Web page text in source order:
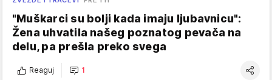
"Muškarci su bolji kada imaju ljubavnicu":
Žena uhvatila našeg poznatog pevača na
delu, pa prešla preko svega
Reaguj 1